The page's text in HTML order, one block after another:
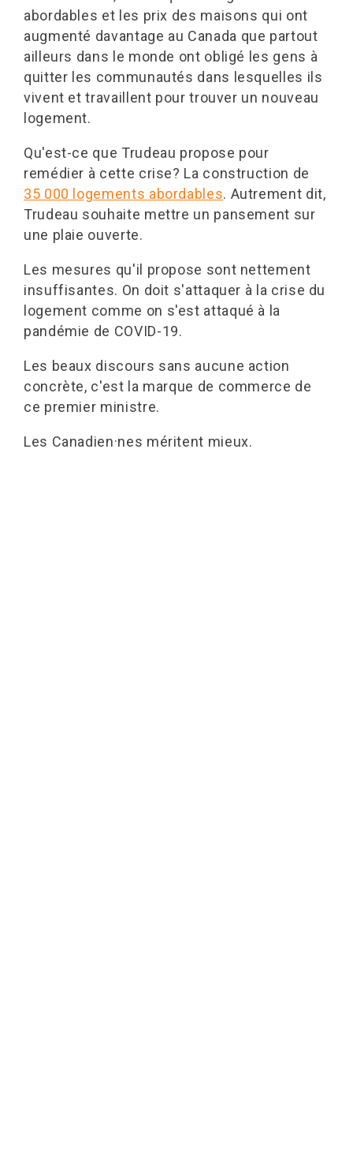
abordables et les prix des maisons qui ont
augmenté davantage au Canada que partout
ailleurs dans le monde ont obligé les gens à
quitter les communautés dans lesquelles ils
vivent et travaillent pour trouver un nouveau
logement.
Qu'est-ce que Trudeau propose pour
remédier à cette crise? La construction de
35 000 logements abordables. Autrement dit,
Trudeau souhaite mettre un pansement sur
une plaie ouverte.
Les mesures qu'il propose sont nettement
insuffisantes. On doit s'attaquer à la crise du
logement comme on s'est attaqué à la
pandémie de COVID-19.
Les beaux discours sans aucune action
concrète, c'est la marque de commerce de
ce premier ministre.
Les Canadien·nes méritent mieux.